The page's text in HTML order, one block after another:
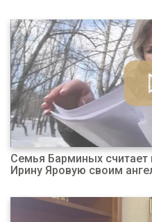
Семья Барминых
Ирину Яровую своим